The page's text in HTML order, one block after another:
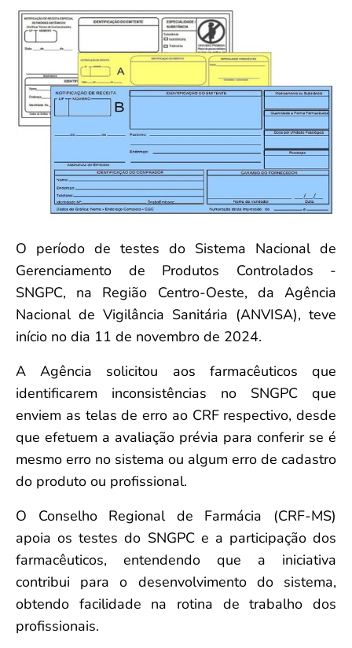
Consulta de Farmacêuticos e Estabelecimentos Inscritos no CRF/MS
Saúde Pública e Indígena
Calendário Eleitoral
Dúvidas Frequentes
Eleições Anteriores
O período de testes do Sistema Nacional de
Gerenciamento de Produtos Controlados -
SNGPC, na Região Centro-Oeste, da Agência
Nacional de Vigilância Sanitária (ANVISA), teve
início no dia 11 de novembro de 2024.
A Agência solicitou aos farmacêuticos que
identificarem inconsistências no SNGPC que
enviem as telas de erro ao CRF respectivo, desde
que efetuem a avaliação prévia para conferir se é
mesmo erro no sistema ou algum erro de cadastro
do produto ou profissional.
O Conselho Regional de Farmácia (CRF-MS)
apoia os testes do SNGPC e a participação dos
farmacêuticos, entendendo que a iniciativa
contribui para o desenvolvimento do sistema,
obtendo facilidade na rotina de trabalho dos
profissionais.